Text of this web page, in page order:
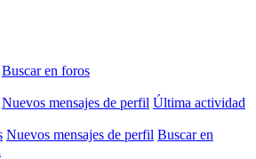
Buscar en foros
Nuevos mensajes de perfil Última actividad
Nuevos mensajes de perfil Buscar en